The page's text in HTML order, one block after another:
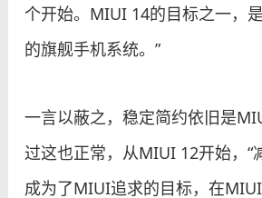
个开始。MIUI 14的目标之一，
的旗舰手机系统。”
一言以蔽之，稳定简约依旧是
过这也正常，从MIUI 12开始，“
成为了MIUI追求的目标，在